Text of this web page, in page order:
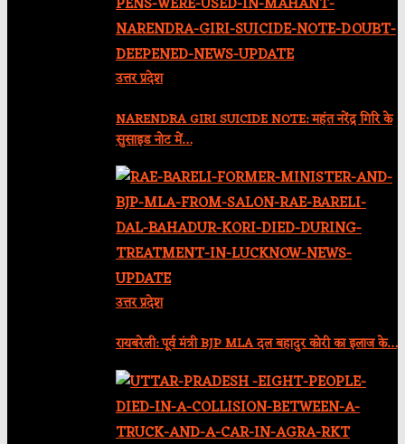
उत्तर प्रदेश
NARENDRA GIRI SUICIDE NOTE: महंत नरेंद्र गिरि के
सुसाइड नोट में…
उत्तर प्रदेश
रायबरेली: पूर्व मंत्री BJP MLA दल बहादुर कोरी का इलाज के…